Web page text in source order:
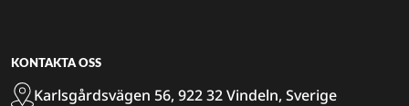
KONTAKTA OSS
Karlsgårdsvägen 56, 922 32 Vindeln, Sverige